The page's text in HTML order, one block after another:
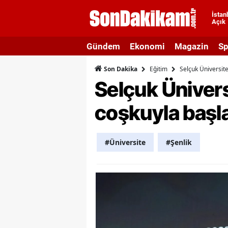
Açık
Gündem Ekonomi Magazin
Son Dakika Eğitim Selçuk
Selçuk
coşkuyla
#Üniversite #Şenlik